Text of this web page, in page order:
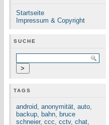
Startseite
Impressum & Copyright
SUCHE
TAGS
android, anonymität, auto,
backup, bahn, bruce
schneier, ccc, cctv, chat,